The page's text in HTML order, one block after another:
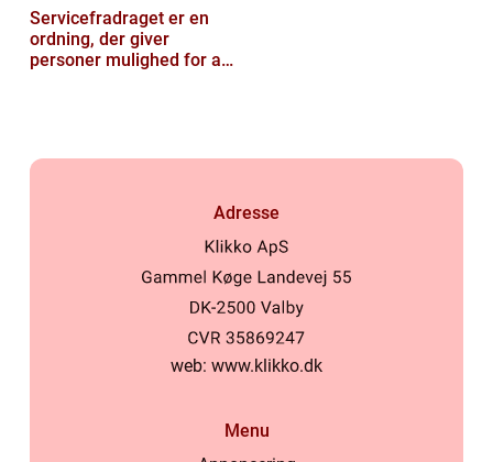
Servicefradraget er en
ordning, der giver
personer mulighed for at
Adresse
web: www.klikko.dk
Menu